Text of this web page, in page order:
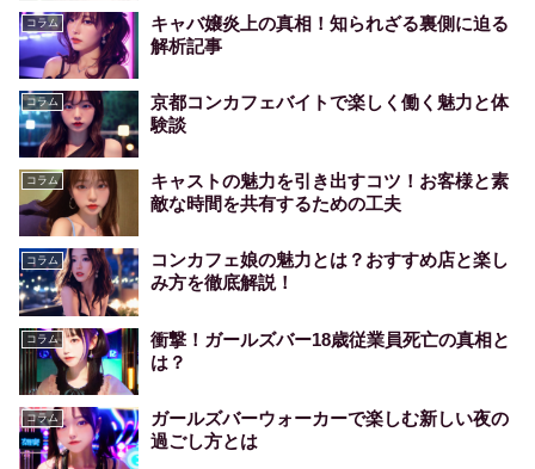
コラム
キャバ嬢炎上の真相！知られざる裏側に迫る
解析記事
コラム
京都コンカフェバイトで楽しく働く魅力と体
験談
コラム
キャストの魅力を引き出すコツ！お客様と素
敵な時間を共有するための工夫
コラム
コンカフェ娘の魅力とは？おすすめ店と楽し
み方を徹底解説！
コラム
衝撃！ガールズバー18歳従業員死亡の真相と
は？
コラム
ガールズバーウォーカーで楽しむ新しい夜の
過ごし方とは